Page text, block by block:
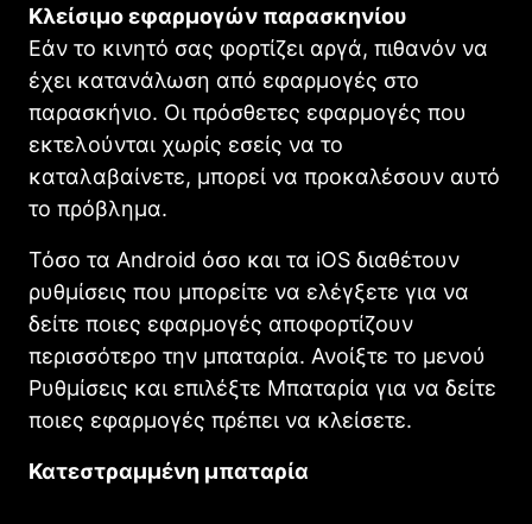
Κλείσιμο εφαρμογών παρασκηνίου
Εάν το κινητό σας φορτίζει αργά, πιθανόν να
έχει κατανάλωση από εφαρμογές στο
παρασκήνιο. Οι πρόσθετες εφαρμογές που
εκτελούνται χωρίς εσείς να το
καταλαβαίνετε, μπορεί να προκαλέσουν αυτό
το πρόβλημα.
Τόσο τα Android όσο και τα iOS διαθέτουν
ρυθμίσεις που μπορείτε να ελέγξετε για να
δείτε ποιες εφαρμογές αποφορτίζουν
περισσότερο την μπαταρία. Ανοίξτε το μενού
Ρυθμίσεις και επιλέξτε Μπαταρία για να δείτε
ποιες εφαρμογές πρέπει να κλείσετε.
Κατεστραμμένη μπαταρία